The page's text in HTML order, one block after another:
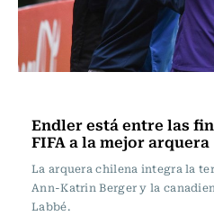
Endler está entre las
FIFA a la mejor arquera
La arquera chilena integra la
Ann-Katrin Berger y la
Labbé.